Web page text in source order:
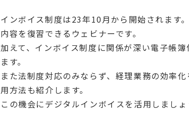
インボイス制度は23年10月から開始されます
内容を復習できるウェビナーです。
加えて、インボイス制度に関係が深い電子帳
ます。
また法制度対応のみならず、経理業務の効率
用方法も紹介します。
この機会にデジタルインボイスを活用しまし